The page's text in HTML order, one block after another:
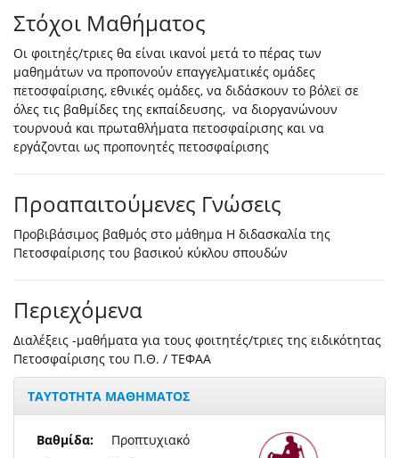
Στόχοι Μαθήματος
Οι φοιτηές/τριες θα είναι ικανοί μετά το πέρας των
μαθημάτων να προπονούν επαγγελματικές ομάδες
πετοσφαίρισης, εθνικές ομάδες, να διδάσκουν το βόλεϊ σε
όλες τις βαθμίδες της εκπαίδευσης, να διοργανώνουν
τουρνουά και πρωταθλήματα πετοσφαίρισης και να
εργάζονται ως προπονητές πετοσφαίρισης
Προαπαιτούμενες Γνώσεις
Προβιβάσιμος βαθμός στο μάθημα Η διδασκαλία της
Πετοσφαίρισης του βασικού κύκλου σπουδών
Περιεχόμενα
Διαλέξεις -μαθήματα για τους φοιτητές/τριες της ειδικότητας
Πετοσφαίρισης του Π.Θ. / ΤΕΦΑΑ
ΤΑΥΤΟΤΗΤΑ ΜΑΘΗΜΑΤΟΣ
Βαθμίδα:
Προπτυχιακό